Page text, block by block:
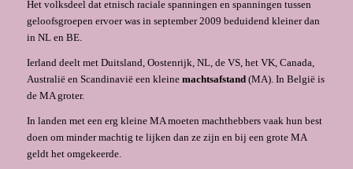
Het volksdeel dat etnisch raciale spanningen en spanningen tussen
geloofsgroepen ervoer was in september 2009 beduidend kleiner dan
in NL en BE.
Ierland deelt met Duitsland, Oostenrijk, NL, de VS, het VK, Canada,
Australië en Scandinavië een kleine machtsafstand(MA). In België is
de MA groter.
In landen met een erg kleine MA moeten machthebbers vaak hun best
doen om minder machtig te lijken dan ze zijn en bij een grote MA
geldt het omgekeerde.